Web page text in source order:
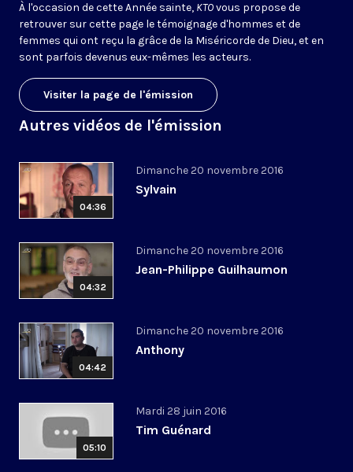
À l'occasion de cette Année sainte, KTOvous propose de
retrouver sur cette page le témoignage d'hommes et de
femmes qui ont reçu la grâce de la Miséricorde de Dieu, et en
sont parfois devenus eux-mêmes les acteurs.
Visiter la page de l'émission
Autres vidéos de l'émission
04:36
Dimanche 20 novembre 2016
Sylvain
04:32
Dimanche 20 novembre 2016
Jean-Philippe Guilhaumon
04:42
Dimanche 20 novembre 2016
Anthony
05:10
Mardi 28 juin 2016
Tim Guénard